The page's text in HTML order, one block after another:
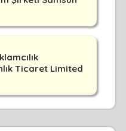
Ticaret Limited